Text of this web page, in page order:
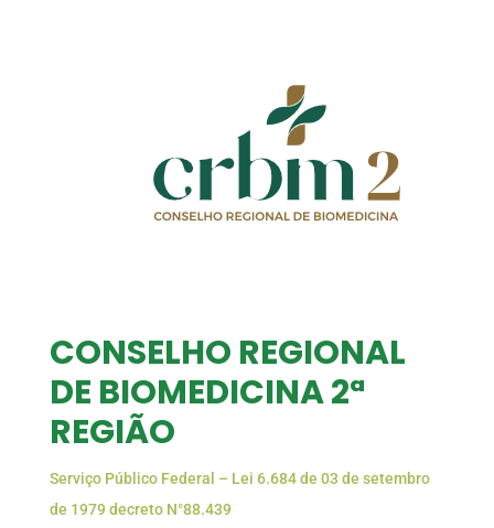
CONSELHO REGIONAL
DE BIOMEDICINA 2ª
REGIÃO
Serviço Público Federal – Lei 6.684 de 03 de setembro
de 1979 decreto N°88.439